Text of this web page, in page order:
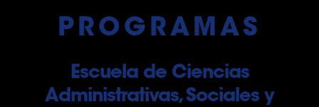
PROGRAMAS
Escuela de Ciencias
Administrativas, Sociales y